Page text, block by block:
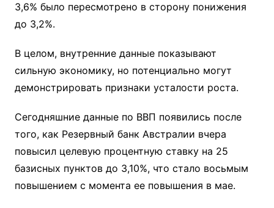
3,6% было пересмотрено в сторону понижения
до 3,2%.
В целом, внутренние данные показывают
сильную экономику, но потенциально могут
демонстрировать признаки усталости роста.
Сегодняшние данные по ВВП появились после
того, как Резервный банк Австралии вчера
повысил целевую процентную ставку на 25
базисных пунктов до 3,10%, что стало восьмым
повышением с момента ее повышения в мае.